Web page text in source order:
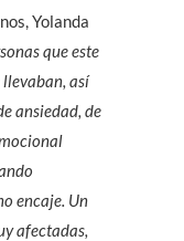
Yolanda
que este
así
ansiedad, de
encaje. Un
afectadas,